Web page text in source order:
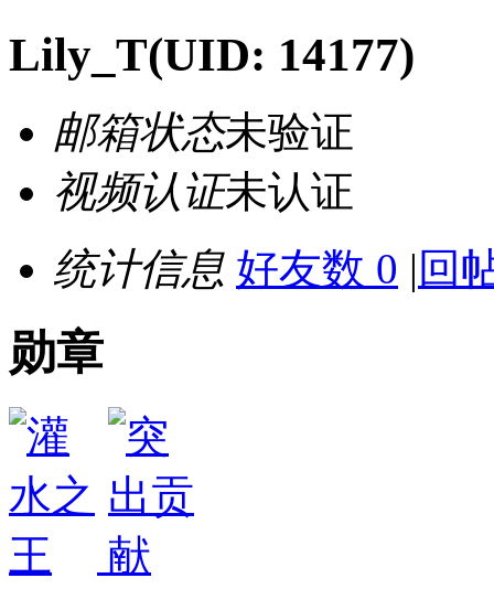
Lily_T(UID: 14177)
邮箱状态未验证
视频认证未认证
统计信息 好友数 0 | 回
勋章